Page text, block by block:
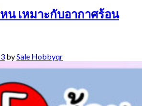
น เหมาะกับอากาศร้อน
bySale Hobbyqr